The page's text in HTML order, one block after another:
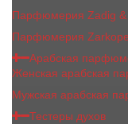
Парфюмерия Zadig &
Парфюмерия
Арабская
Женская арабская
Мужская арабская
Тестеры духов